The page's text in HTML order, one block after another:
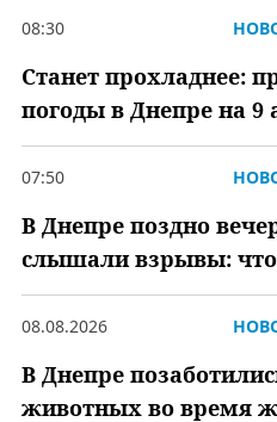
08:30
Станет прохладнее:
погоды в Днепре на 9
07:50
В Днепре поздно
слышали взрывы: что
08.08.2026
В Днепре
животных во время